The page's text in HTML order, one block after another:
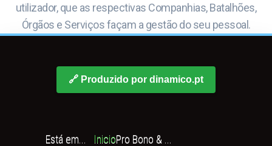
utilizador, que as respectivas Companhias, Batalhões,
Órgãos e Serviços façam a gestão do seu pessoal.
🔗 Produzido por dinamico.pt
Está em... InicioPro Bono & ...